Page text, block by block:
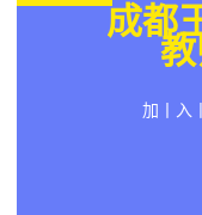
成都
加丨入